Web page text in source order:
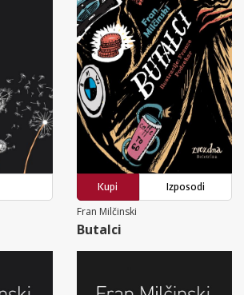
Kupi
Izposodi
Fran Milčinski
Butalci